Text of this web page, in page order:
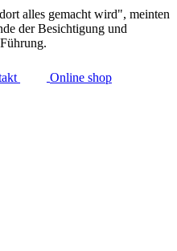
alles gemacht wird", meinten
der Besichtigung und
Online shop